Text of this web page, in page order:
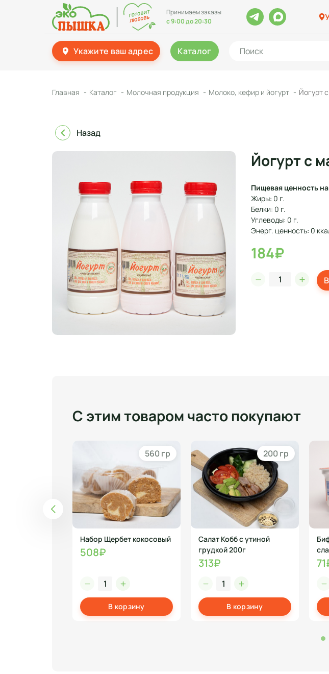
Принимаем заказы
с 9:00 до 20:30
Укажите ваш адрес Каталог
Главная Каталог Молочная продукция Молоко, кефир и йогурт Йогурт
Назад
Йогурт с
Пищевая ценность на
Жиры: 0 г.
Белки: 0 г.
Углеводы: 0 г.
Энерг. ценность: 0
184₽
С этим товаром часто покупают
560 гр
Набор Щербет кокосовый
508₽
В корзину
200 гр
Салат Кобб с утиной
грудкой 200г
313₽
В корзину